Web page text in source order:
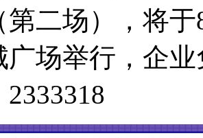
第二场），将
广场举行，企